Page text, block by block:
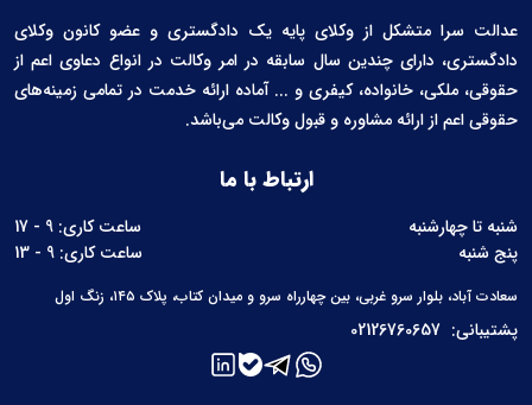
عدالت سرا متشکل از وکلای پایه یک دادگستری و عضو کانون وکلای
دادگستری، دارای چندین سال سابقه در امر وکالت در انواع دعاوی اعم از
حقوقی، ملکی، خانواده، کیفری و ... آماده ارائه خدمت در تمامی زمینه‌های
حقوقی اعم از ارائه مشاوره و قبول وکالت می‌باشد.
ارتباط با ما
شنبه تا چهارشنبه
ساعت کاری: 9 - 17
پنج شنبه
ساعت کاری: 9 - 13
سعادت آباد، بلوار سرو غربی، بین چهارراه سرو و میدان کتاب، پلاک ۱۴۵، زنگ اول
پشتیبانی: 02126760657